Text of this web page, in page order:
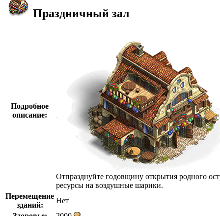
Праздничный зал
Подробное
описание:
Отпразднуйте годовщину открытия родного
ресурсы на воздушные шарики.
Перемещение
зданий:
Нет